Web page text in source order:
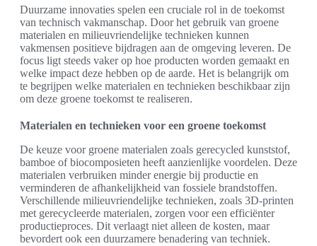
Duurzame innovaties spelen een cruciale rol in de toekomst
van technisch vakmanschap. Door het gebruik van groene
materialen en milieuvriendelijke technieken kunnen
vakmensen positieve bijdragen aan de omgeving leveren. De
focus ligt steeds vaker op hoe producten worden gemaakt en
welke impact deze hebben op de aarde. Het is belangrijk om
te begrijpen welke materialen en technieken beschikbaar zijn
om deze groene toekomst te realiseren.
Materialen en technieken voor een groene toekomst
De keuze voor groene materialen zoals gerecycled kunststof,
bamboe of biocomposieten heeft aanzienlijke voordelen. Deze
materialen verbruiken minder energie bij productie en
verminderen de afhankelijkheid van fossiele brandstoffen.
Verschillende milieuvriendelijke technieken, zoals 3D-printen
met gerecycleerde materialen, zorgen voor een efficiënter
productieproces. Dit verlaagt niet alleen de kosten, maar
bevordert ook een duurzamere benadering van techniek.